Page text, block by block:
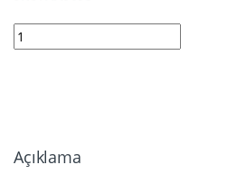
9093 | Wicom UK44 Garaj Akıllı
Açıklama